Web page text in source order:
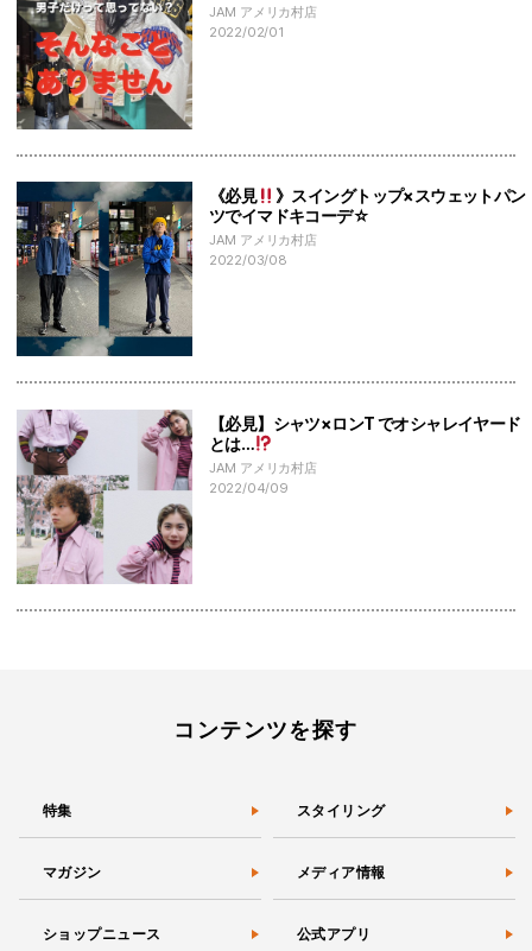
JAM アメリカ村店
2022/02/01
《必見
》スイングトップ×スウェットパン
ツでイマドキコーデ☆
JAM アメリカ村店
2022/03/08
【必見】シャツ×ロンT でオシャレイヤード
とは…
JAM アメリカ村店
2022/04/09
コンテンツを探す
特集 スタイリング
マガジン メディア情報
ショップニュース 公式アプリ